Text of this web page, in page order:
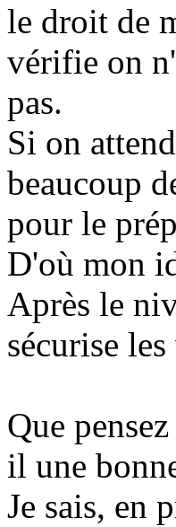
le droit de
vérifie on
pas.
Si on
beaucoup
pour le
D'où mon
Après le
sécurise
Que
il une
Je sais, en